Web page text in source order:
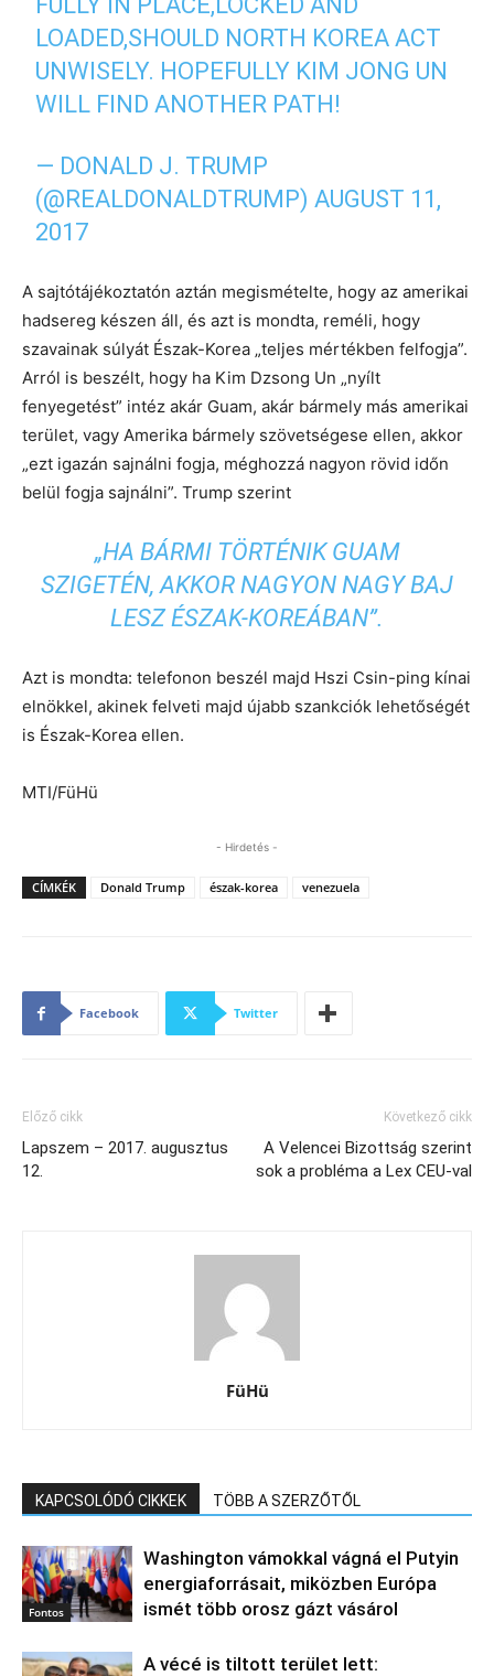
LOADED,SHOULD NORTH KOREA ACT
UNWISELY. HOPEFULLY KIM JONG UN
WILL FIND ANOTHER PATH!
— DONALD J. TRUMP
(@REALDONALDTRUMP)AUGUST 11,
2017
A sajtótájékoztatón aztán megismételte, hogy az amerikai
hadsereg készen áll, és azt is mondta, reméli, hogy
szavainak súlyát Észak-Korea „teljes mértékben felfogja”.
Arról is beszélt, hogy ha Kim Dzsong Un „nyílt
fenyegetést” intéz akár Guam, akár bármely más amerikai
terület, vagy Amerika bármely szövetségese ellen, akkor
„ezt igazán sajnálni fogja, méghozzá nagyon rövid időn
belül fogja sajnálni”. Trump szerint
„HA BÁRMI TÖRTÉNIK GUAM
SZIGETÉN, AKKOR NAGYON NAGY BAJ
LESZ ÉSZAK-KOREÁBAN”.
Azt is mondta: telefonon beszél majd Hszi Csin-ping kínai
elnökkel, akinek felveti majd újabb szankciók lehetőségét
is Észak-Korea ellen.
MTI/FüHü
- Hirdetés -
CÍMKÉK Donald Trump észak-korea venezuela
Facebook Twitter
Előző cikk
Lapszem – 2017. augusztus
12.
Következő cikk
A Velencei Bizottság szerint
sok a probléma a Lex CEU-val
FüHü
KAPCSOLÓDÓ CIKKEK TÖBB A SZERZŐTŐL
Fontos
Washington vámokkal vágná el Putyin
energiaforrásait, miközben Európa
ismét több orosz gázt vásárol
A vécé is tiltott terület lett: